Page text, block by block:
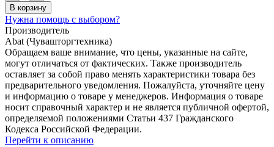
В корзину
Нужна помощь с выбором?
Производитель
Abat (Чувашторгтехника)
Обращаем ваше внимание, что цены, указанные на сайте,
могут отличаться от фактических. Также производитель
оставляет за собой право менять характеристики товара без
предварительного уведомления. Пожалуйста, уточняйте цену
и информацию о товаре у менеджеров. Информация о товаре
носит справочный характер и не является публичной офертой,
определяемой положениями Статьи 437 Гражданского
Кодекса Российской Федерации.
Перейти к описанию